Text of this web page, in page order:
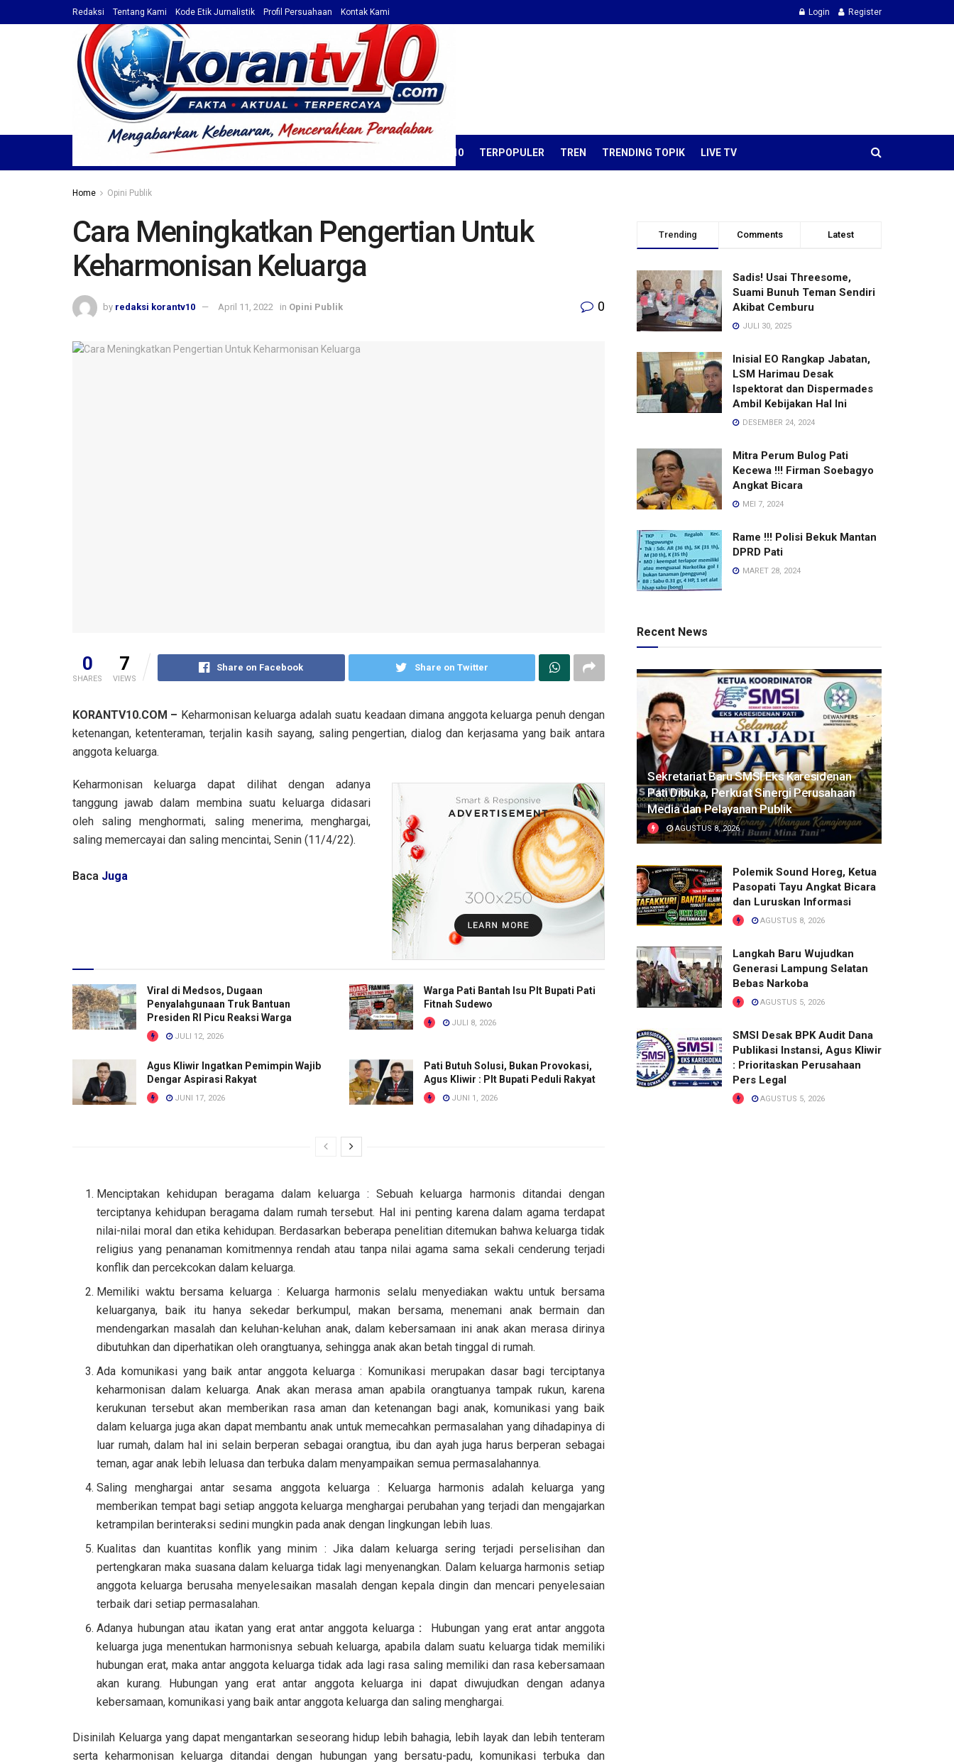
Redaksi Tentang Kami Kode Etik Jurnalistik Profil Persuahaan Kontak Kami Login Register
TOP NEWS BERITA KORAN TV10 TERPOPULER TREN TRENDING TOPIK LIVE TV
Home Opini Publik
Cara Meningkatkan Pengertian Untuk
Keharmonisan Keluarga
by redaksi korantv10 April 11, 2022 in Opini Publik 0
0
SHARES
7
VIEWS
Share on Facebook Share on Twitter
KORANTV10.COM – Keharmonisan keluarga adalah suatu keadaan dimana anggota keluarga penuh dengan
ketenangan, ketenteraman, terjalin kasih sayang, saling pengertian, dialog dan kerjasama yang baik antara
anggota keluarga.
Keharmonisan keluarga dapat dilihat dengan adanya
tanggung jawab dalam membina suatu keluarga didasari
oleh saling menghormati, saling menerima, menghargai,
saling memercayai dan saling mencintai, Senin (11/4/22).
Baca Juga
Viral di Medsos, Dugaan
Penyalahgunaan Truk Bantuan
Presiden RI Picu Reaksi Warga
JULI 12, 2026
Warga Pati Bantah Isu Plt Bupati Pati
Fitnah Sudewo
JULI 8, 2026
Agus Kliwir Ingatkan Pemimpin Wajib
Dengar Aspirasi Rakyat
JUNI 17, 2026
Pati Butuh Solusi, Bukan Provokasi,
Agus Kliwir : Plt Bupati Peduli Rakyat
JUNI 1, 2026
Menciptakan kehidupan beragama dalam keluarga : Sebuah keluarga harmonis ditandai dengan
terciptanya kehidupan beragama dalam rumah tersebut. Hal ini penting karena dalam agama terdapat
nilai-nilai moral dan etika kehidupan. Berdasarkan beberapa penelitian ditemukan bahwa keluarga tidak
religius yang penanaman komitmennya rendah atau tanpa nilai agama sama sekali cenderung terjadi
konflik dan percekcokan dalam keluarga.
Memiliki waktu bersama keluarga : Keluarga harmonis selalu menyediakan waktu untuk bersama
keluarganya, baik itu hanya sekedar berkumpul, makan bersama, menemani anak bermain dan
mendengarkan masalah dan keluhan-keluhan anak, dalam kebersamaan ini anak akan merasa dirinya
dibutuhkan dan diperhatikan oleh orangtuanya, sehingga anak akan betah tinggal di rumah.
Ada komunikasi yang baik antar anggota keluarga : Komunikasi merupakan dasar bagi terciptanya
keharmonisan dalam keluarga. Anak akan merasa aman apabila orangtuanya tampak rukun, karena
kerukunan tersebut akan memberikan rasa aman dan ketenangan bagi anak, komunikasi yang baik
dalam keluarga juga akan dapat membantu anak untuk memecahkan permasalahan yang dihadapinya di
luar rumah, dalam hal ini selain berperan sebagai orangtua, ibu dan ayah juga harus berperan sebagai
teman, agar anak lebih leluasa dan terbuka dalam menyampaikan semua permasalahannya.
Saling menghargai antar sesama anggota keluarga : Keluarga harmonis adalah keluarga yang
memberikan tempat bagi setiap anggota keluarga menghargai perubahan yang terjadi dan mengajarkan
ketrampilan berinteraksi sedini mungkin pada anak dengan lingkungan lebih luas.
Kualitas dan kuantitas konflik yang minim : Jika dalam keluarga sering terjadi perselisihan dan
pertengkaran maka suasana dalam keluarga tidak lagi menyenangkan. Dalam keluarga harmonis setiap
anggota keluarga berusaha menyelesaikan masalah dengan kepala dingin dan mencari penyelesaian
terbaik dari setiap permasalahan.
Adanya hubungan atau ikatan yang erat antar anggota keluarga:
Hubungan yang erat antar anggota
keluarga juga menentukan harmonisnya sebuah keluarga, apabila dalam suatu keluarga tidak memiliki
hubungan erat, maka antar anggota keluarga tidak ada lagi rasa saling memiliki dan rasa kebersamaan
akan kurang. Hubungan yang erat antar anggota keluarga ini dapat diwujudkan dengan adanya
kebersamaan, komunikasi yang baik antar anggota keluarga dan saling menghargai.
Disinilah Keluarga yang dapat mengantarkan seseorang hidup lebih bahagia, lebih layak dan lebih tenteram
serta keharmonisan keluarga ditandai dengan hubungan yang bersatu-padu, komunikasi terbuka dan
Trending Comments Latest
Sadis! Usai Threesome,
Suami Bunuh Teman Sendiri
Akibat Cemburu
JULI 30, 2025
Inisial EO Rangkap Jabatan,
LSM Harimau Desak
Ispektorat dan Dispermades
Ambil Kebijakan Hal Ini
DESEMBER 24, 2024
Mitra Perum Bulog Pati
Kecewa !!! Firman Soebagyo
Angkat Bicara
MEI 7, 2024
Rame !!! Polisi Bekuk Mantan
DPRD Pati
MARET 28, 2024
Recent News
Sekretariat Baru SMSI Eks Karesidenan
Pati Dibuka, Perkuat Sinergi Perusahaan
Media dan Pelayanan Publik
AGUSTUS 8, 2026
Polemik Sound Horeg, Ketua
Pasopati Tayu Angkat Bicara
dan Luruskan Informasi
AGUSTUS 8, 2026
Langkah Baru Wujudkan
Generasi Lampung Selatan
Bebas Narkoba
AGUSTUS 5, 2026
SMSI Desak BPK Audit Dana
Publikasi Instansi, Agus Kliwir
: Prioritaskan Perusahaan
Pers Legal
AGUSTUS 5, 2026